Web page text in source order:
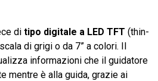
di tipo digitale a LED TFT (thin-
di grigi o da 7” a colori. Il
informazioni che il guidatore
mentre è alla guida, grazie ai